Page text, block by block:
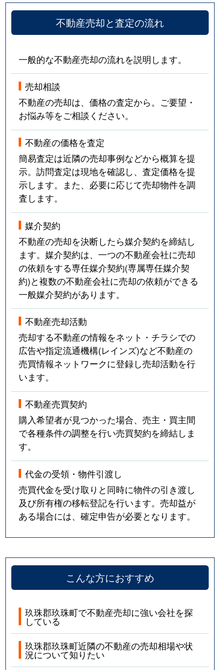
不動産売却と査定の流れ
一般的な不動産売却の流れを説明します。
売却相談
不動産の売却は、価格の査定から。ご要望・
お悩み等をご相談ください。
不動産の価格を査定
簡易査定は近隣の売却事例などから概算を提
示。訪問査定は現地を確認し、査定価格を提
示します。また、必要に応じて売却物件を調
査します。
媒介契約
不動産の売却を決断したら媒介契約を締結し
ます。媒介契約は、一つの不動産会社に売却
の依頼をする専任媒介契約(専属専任媒介契
約)と複数の不動産会社に売却の依頼ができる
一般媒介契約があります。
不動産売却活動
売却する不動産の情報をネット・チラシでの
広告や指定流通機構(レインズ)など不動産の
売買情報ネットワークに登録し売却活動を行
います。
不動産売買契約
購入希望者が見つかった場合、売主・買主間
で各種条件の調整を行い売買契約を締結しま
す。
代金の受領・物件引渡し
売買代金を受け取りと同時に物件の引き渡し
及び所有権の移転登記を行います。売却益が
ある場合には、確定申告が必要となります。
こんな方におすすめ
玖珠郡玖珠町で不動産売却に強い会社を探
している
玖珠郡玖珠町近隣の不動産の売却相場や状
況について知りたい